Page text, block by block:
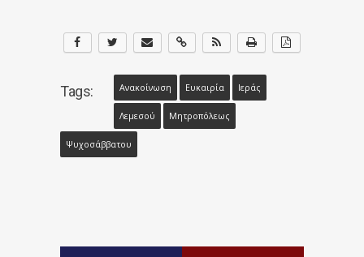
Tags: Ανακοίνωση Ευκαιρία Ιεράς
Λεμεσού Μητροπόλεως
Ψυχοσάββατου